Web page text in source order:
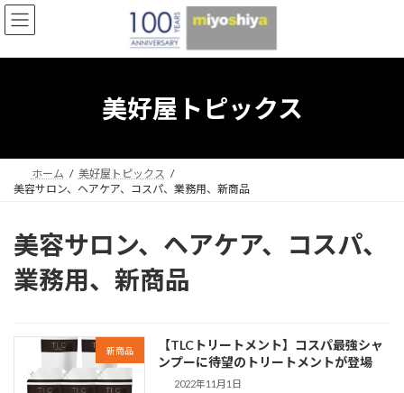
コ
ン
ン
ナ
ビ
ー
美好屋トピックス
ホーム
美好屋トピックス
美容サロン、ヘアケア、コスパ、業務用、新商品
美容サロン、ヘアケア、コスパ、
業務用、新商品
新商品
【TLCトリートメント】コスパ最強シャ
ンプーに待望のトリートメントが登場
2022年11月1日